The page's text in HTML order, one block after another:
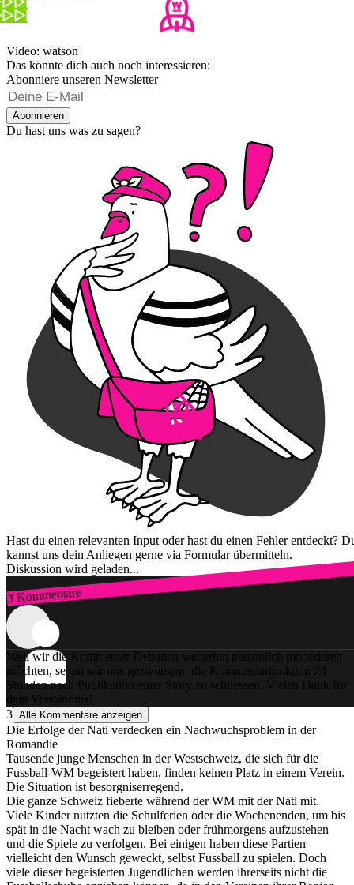
Video: watson
Das könnte dich auch noch interessieren:
Abonniere unseren Newsletter
Abonnieren
Du hast uns was zu sagen?
Hast du einen relevanten Input oder hast du einen Fehler entdeckt?
kannst uns dein Anliegen gerne via Formular übermitteln.
Diskussion wird geladen...
3 Kommentare
Zum Login
Weil wir die Kommentar-Debatten weiterhin persönlich moderieren
möchten, sehen wir uns gezwungen, die Kommentarfunktion 24
Stunden nach Publikation einer Story zu schliessen. Vielen Dank für
dein Verständnis!
3 Alle Kommentare anzeigen
Die Erfolge der Nati verdecken ein Nachwuchsproblem in der
Romandie
Tausende junge Menschen in der Westschweiz, die sich für die
Fussball-WM begeistert haben, finden keinen Platz in einem Verein.
Die Situation ist besorgniserregend.
Die ganze Schweiz fieberte während der WM mit der Nati mit.
Viele Kinder nutzten die Schulferien oder die Wochenenden, um bis
spät in die Nacht wach zu bleiben oder frühmorgens aufzustehen
und die Spiele zu verfolgen. Bei einigen haben diese Partien
vielleicht den Wunsch geweckt, selbst Fussball zu spielen. Doch
viele dieser begeisterten Jugendlichen werden ihrerseits nicht die